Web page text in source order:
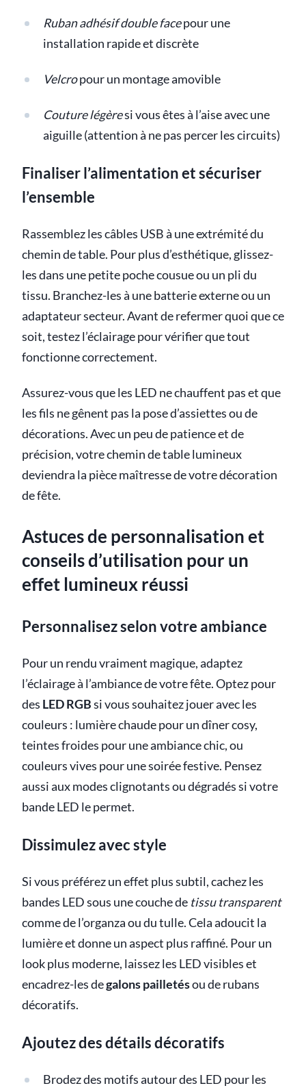
Ruban adhésif double facepour une
installation rapide et discrète
Velcropour un montage amovible
Couture légèresi vous êtes à l’aise avec une
aiguille (attention à ne pas percer les circuits)
Finaliser l’alimentation et sécuriser
l’ensemble
Rassemblez les câbles USB à une extrémité du
chemin de table. Pour plus d’esthétique, glissez-
les dans une petite poche cousue ou un pli du
tissu. Branchez-les à une batterie externe ou un
adaptateur secteur. Avant de refermer quoi que ce
soit, testez l’éclairage pour vérifier que tout
fonctionne correctement.
Assurez-vous que les LED ne chauffent pas et que
les fils ne gênent pas la pose d’assiettes ou de
décorations. Avec un peu de patience et de
précision, votre chemin de table lumineux
deviendra la pièce maîtresse de votre décoration
de fête.
Astuces de personnalisation et
conseils d’utilisation pour un
effet lumineux réussi
Personnalisez selon votre ambiance
Pour un rendu vraiment magique, adaptez
l’éclairage à l’ambiance de votre fête. Optez pour
des LED RGBsi vous souhaitez jouer avec les
couleurs : lumière chaude pour un dîner cosy,
teintes froides pour une ambiance chic, ou
couleurs vives pour une soirée festive. Pensez
aussi aux modes clignotants ou dégradés si votre
bande LED le permet.
Dissimulez avec style
Si vous préférez un effet plus subtil, cachez les
bandes LED sous une couche de tissu transparent
comme de l’organza ou du tulle. Cela adoucit la
lumière et donne un aspect plus raffiné. Pour un
look plus moderne, laissez les LED visibles et
encadrez-les degalons pailletésou de rubans
décoratifs.
Ajoutez des détails décoratifs
Brodez des motifs autour des LED pour les